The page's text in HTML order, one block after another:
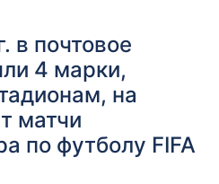
в почтовое
4 марки,
на
матчи
по футболу FIFA